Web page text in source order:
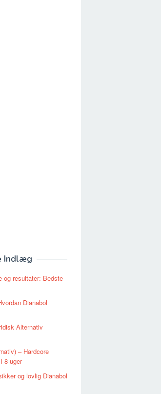
Indlæg
og resultater: Bedste
Dianabol
Alternativ
– Hardcore
8 uger
og lovlig Dianabol